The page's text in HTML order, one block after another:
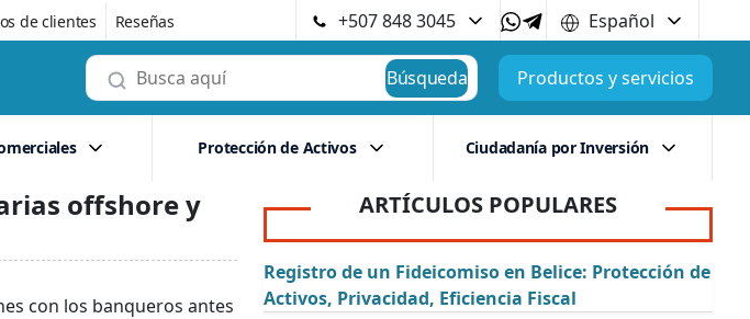
de clientes Reseñas +507 848 3045
Español
Búsqueda Productos y servicios
Protección de Activos Ciudadanía por Inversión
offshore y
con los banqueros antes
ARTÍCULOS POPULARES
Registro de un Fideicomiso en Belice: Protección de
Activos, Privacidad, Eficiencia Fiscal